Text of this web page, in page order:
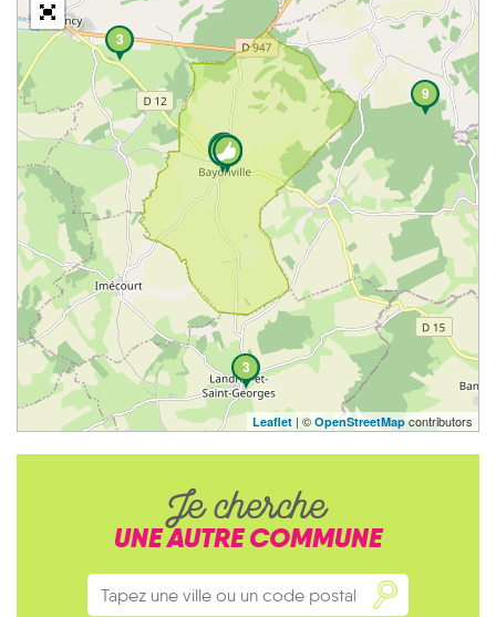
3
3
9
Leaflet | © OpenStreetMap contributors
Je cherche
UNE AUTRE COMMUNE